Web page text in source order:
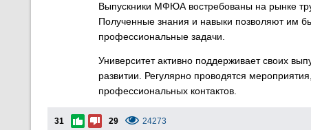
Выпускники МФЮА востребованы на рынке
Полученные знания и навыки позволяют им
профессиональные задачи.
Университет активно поддерживает своих
развитии. Регулярно проводятся
профессиональных контактов.
31 29 24273